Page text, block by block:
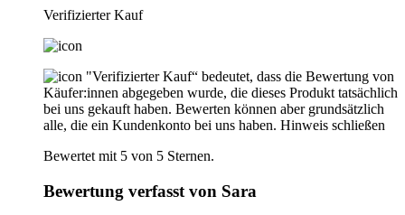
Verifizierter Kauf
"Verifizierter Kauf“ bedeutet, dass die Bewertung von
Käufer:innen abgegeben wurde, die dieses Produkt tatsächlich
bei uns gekauft haben. Bewerten können aber grundsätzlich
alle, die ein Kundenkonto bei uns haben. Hinweis schließen
Bewertet mit 5 von 5 Sternen.
Bewertung verfasst von Sara